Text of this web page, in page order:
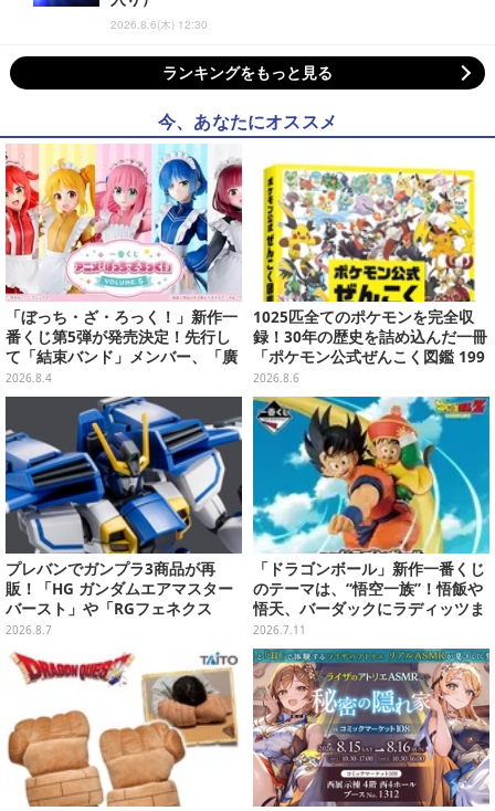
2026.8.6(木) 12:30
ランキングをもっと見る
今、あなたにオススメ
「ぼっち・ざ・ろっく！」新作一
番くじ第5弾が発売決定！先行し
て「結束バンド」メンバー、「廣
井きくり」のメイド衣装フィギュ
アを公開
2026.8.4
1025匹全てのポケモンを完全収
録！30年の歴史を詰め込んだ一冊
「ポケモン公式ぜんこく図鑑 199
6-2026」が大ボリューム
2026.8.6
プレバンでガンプラ3商品が再
販！「HG ガンダムエアマスター
バースト」や「RGフェネクス
（ナラティブVer.）」も
2026.8.7
「ドラゴンボール」新作一番くじ
のテーマは、“悟空一族”！悟飯や
悟天、バーダックにラディッツま
で堂々立体化
2026.7.11